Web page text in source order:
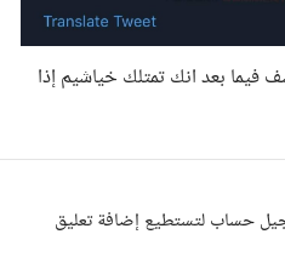
فيما بعد انك تمتلك خياشيم إذا
حساب لتستطيع إضافة تعليق